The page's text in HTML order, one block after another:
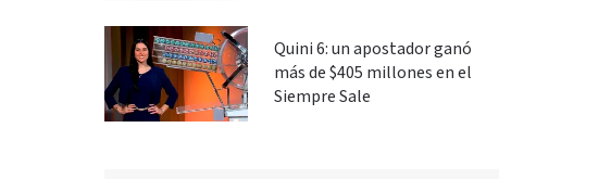
Quini 6: un apostador ganó
más de $405 millones en el
Siempre Sale